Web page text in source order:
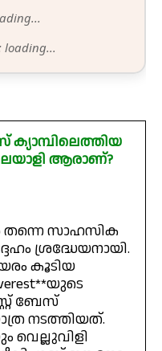
loading...
ആരാണ്?
തന്നെ സാഹസിക
ശ്രദ്ധേയനായി.
കൂടിയ
ബേസ്
നടത്തിയത്.
വെല്ലുവിളി